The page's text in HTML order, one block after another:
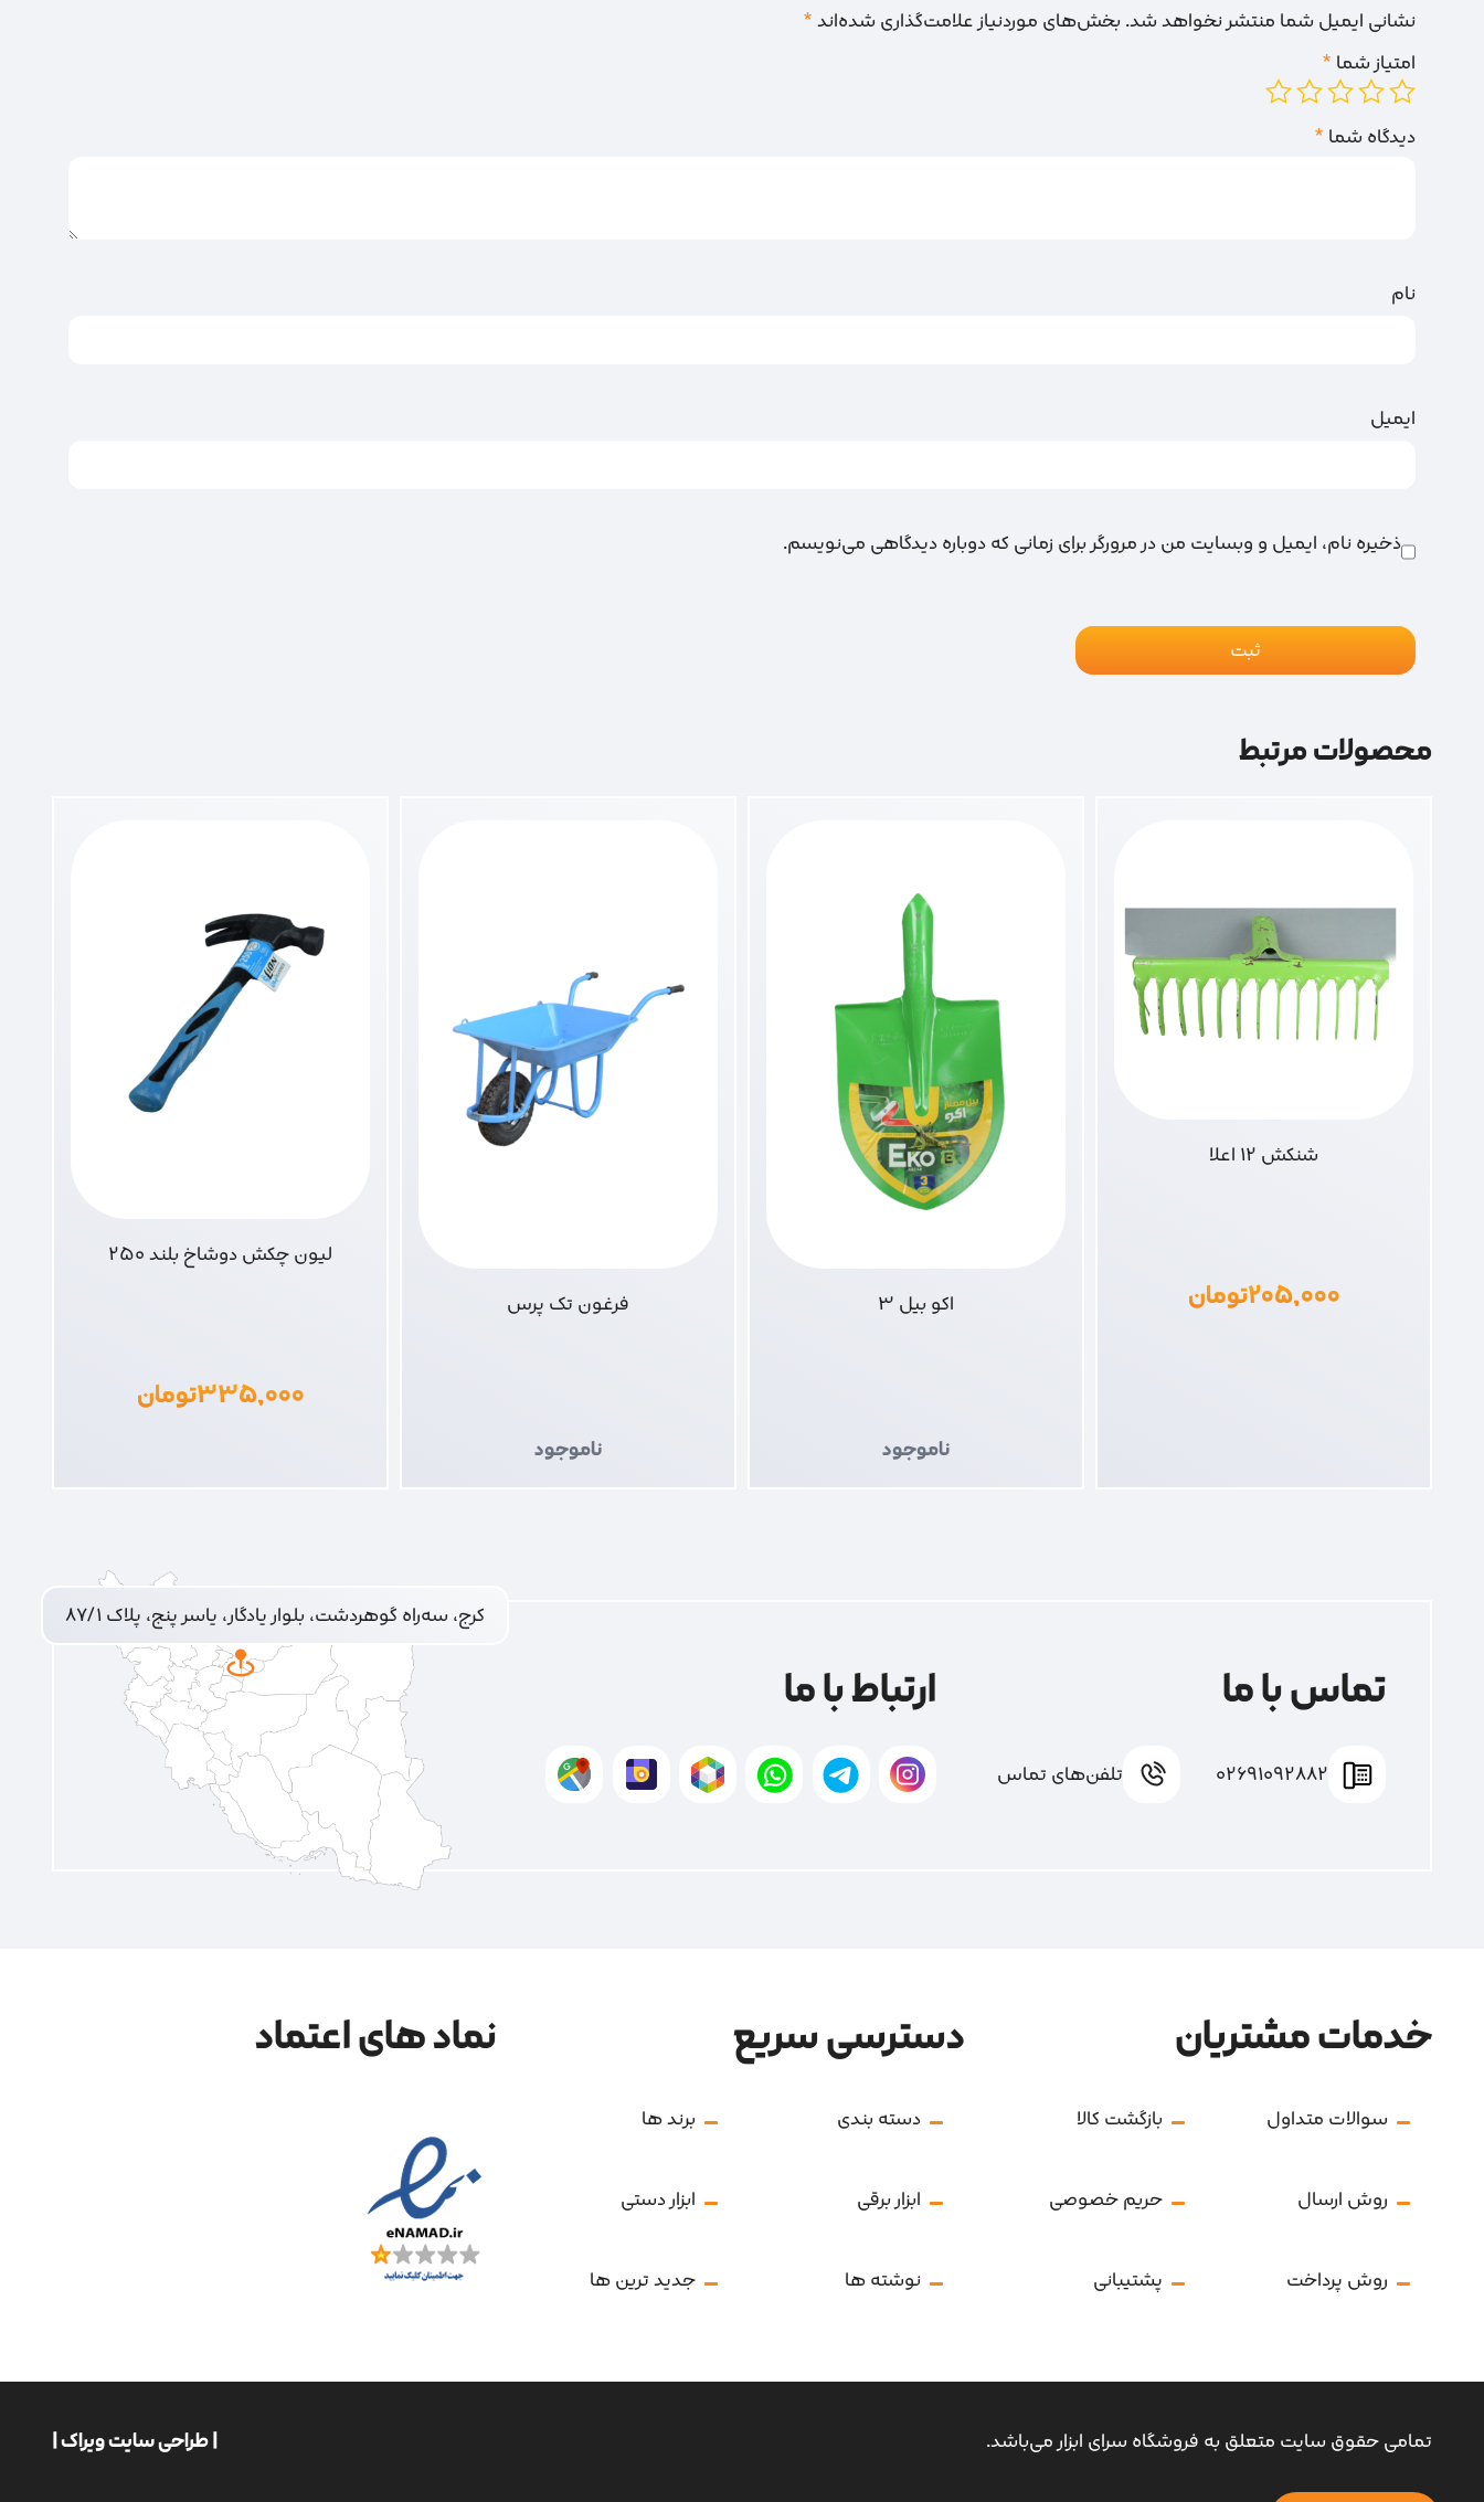
نشانی ایمیل شما منتشر نخواهد شد. بخش‌های موردنیاز علامت‌گذاری شده‌اند*
امتیاز شما *
دیدگاه شما *
نام
ایمیل
ذخیره نام، ایمیل و وبسایت من در مرورگر برای زمانی که دوباره دیدگاهی می‌نویسم.
محصولات مرتبط
شنکش 12 اعلا
۲۰۵,۰۰۰تومان اکو بیل 3
ناموجود
فرغون تک پرس
ناموجود
لیون چکش دوشاخ بلند 250
۳۳۵,۰۰۰تومان
تماس با ما
02691092882 تلفن‌های تماس
ارتباط با ما
کرج، سه‌راه گوهردشت، بلوار یادگار، یاسر پنج، پلاک ۸۷/۱
خدمات مشتریان
سوالات متداول بازگشت کالا
روش ارسال حریم خصوصی
روش پرداخت پشتیبانی
دسترسی سریع
دسته بندی برند ها
ابزار برقی ابزار دستی
نوشته ها جدید ترین ها
نماد های اعتماد
تمامی حقوق سایت متعلق به فروشگاه سرای ابزار می‌باشد. | طراحی سایت ویراک |